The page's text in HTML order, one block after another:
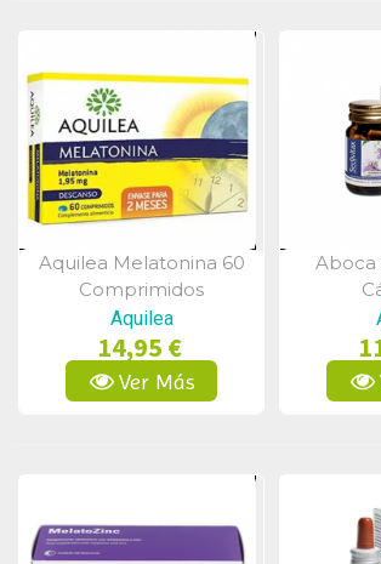
Vista Rápida
Aquilea Melatonina 60
Comprimidos
Aquilea
14,95 €
Ver Más
Aboca